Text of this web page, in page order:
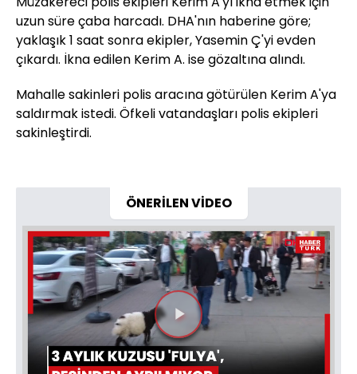
uzun süre çaba harcadı. DHA'nın haberine göre;
yaklaşık 1 saat sonra ekipler, Yasemin Ç'yi evden
çıkardı. İkna edilen Kerim A. ise gözaltına alındı.
Mahalle sakinleri polis aracına götürülen Kerim A'ya
saldırmak istedi. Öfkeli vatandaşları polis ekipleri
sakinleştirdi.
ÖNERİLEN VİDEO
Videoyu
Oynat